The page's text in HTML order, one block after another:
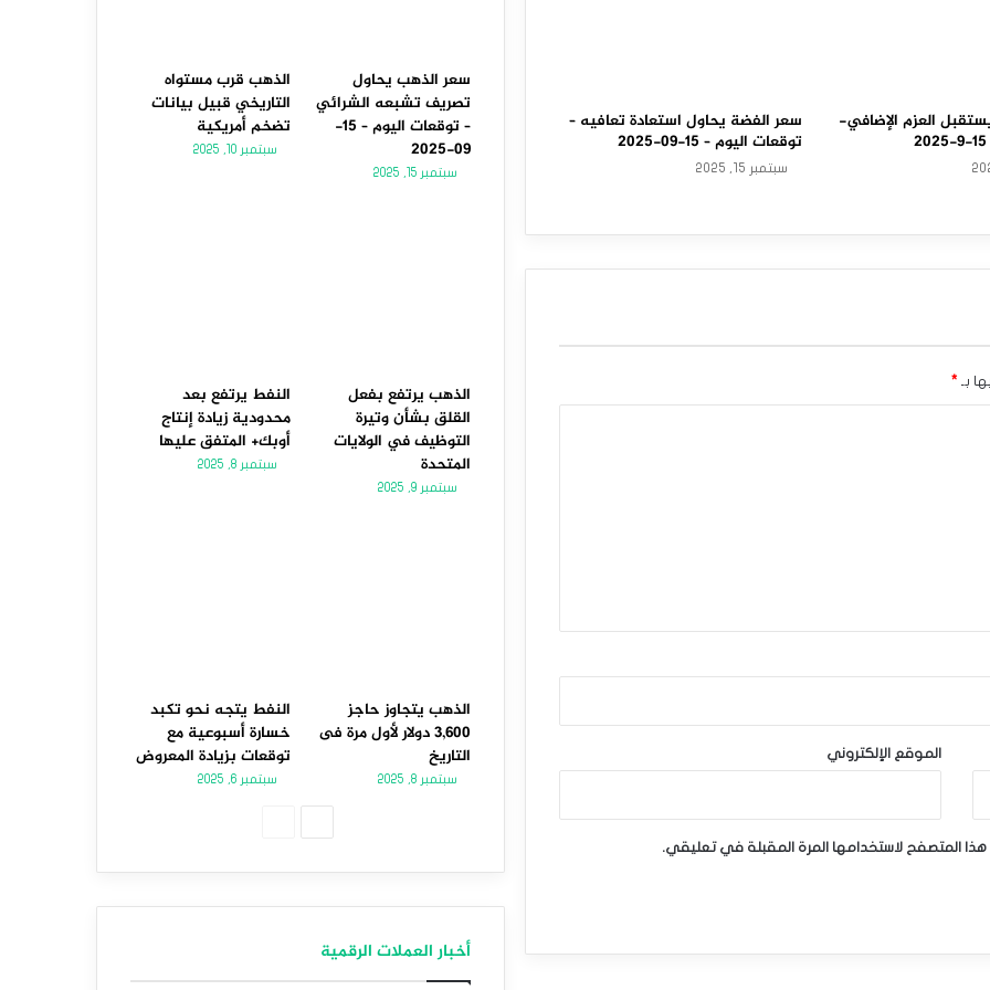
العزم الإضافي-
سعر الفضة يحاول استعادة تعافيه –
توقعات اليوم – 15-09-2025
سبتمبر 15, 2025
بـ *
الموقع الإلكتروني
المتصفح لاستخدامها المرة المقبلة في تعليقي.
سعر الذهب يحاول
تصريف تشبعه الشرائي
– توقعات اليوم – 15-
09-2025
سبتمبر 15, 2025
الذهب قرب مستواه
التاريخي قبيل بيانات
تضخم أمريكية
سبتمبر 10, 2025
الذهب يرتفع بفعل
القلق بشأن وتيرة
التوظيف في الولايات
المتحدة
سبتمبر 9, 2025
النفط يرتفع بعد
محدودية زيادة إنتاج
أوبك+ المتفق عليها
سبتمبر 8, 2025
الذهب يتجاوز حاجز
3,600 دولار لأول مرة فى
التاريخ
سبتمبر 8, 2025
النفط يتجه نحو تكبد
خسارة أسبوعية مع
توقعات بزيادة المعروض
سبتمبر 6, 2025
أخبار العملات الرقمية